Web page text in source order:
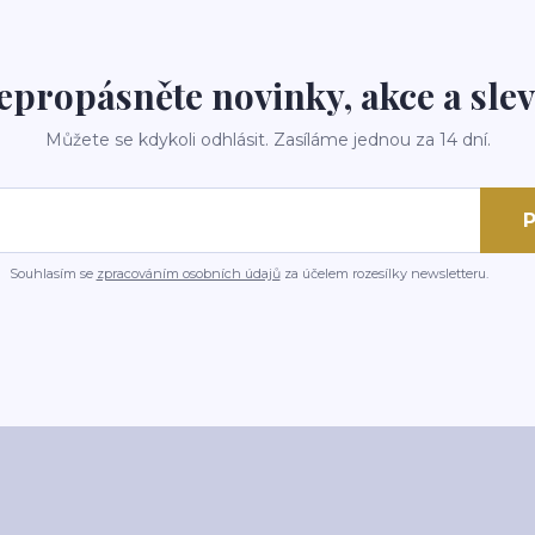
novinky, akce a
Můžete se kdykoli odhlásit. Zasíláme jednou za 14 dní.
Souhlasím se zpracováním osobních údajůza účelem rozesílky newsletteru.